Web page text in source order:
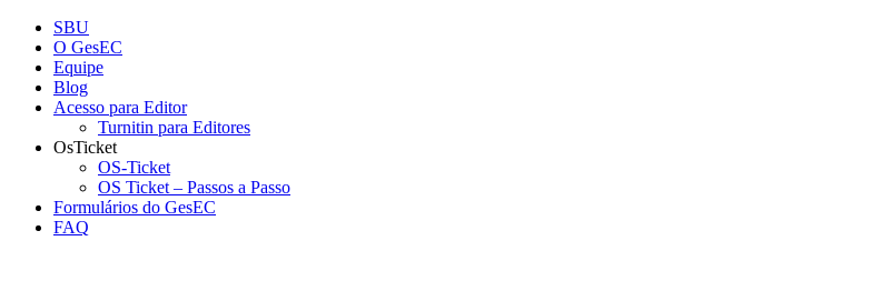
Conteúdo principal
SBU
O GesEC
Equipe
Blog
Acesso para Editor
Turnitin para Editores
OsTicket
OS-Ticket
OS Ticket – Passos a Passo
Formulários do GesEC
FAQ